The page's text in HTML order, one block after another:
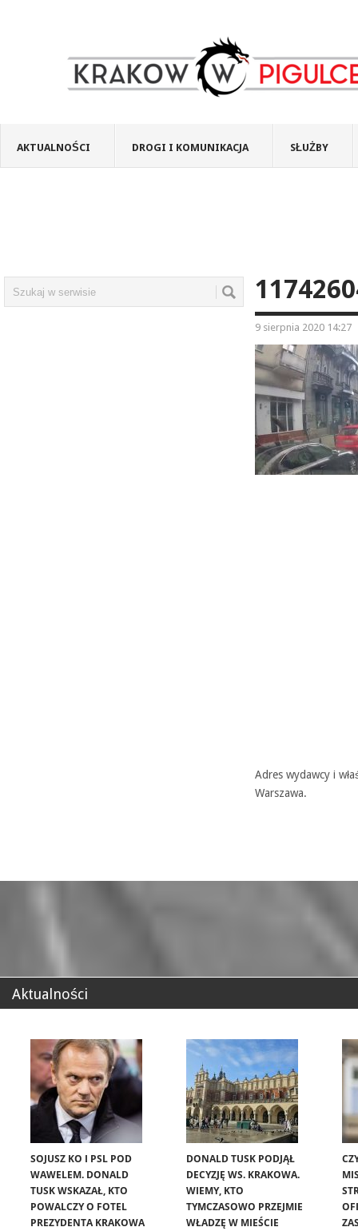
AKTUALNOŚCI DROGI I KOMUNIKACJA SŁUŻBY
9 sierpnia 2020 14:27
Adres wydawcy i
Warszawa.
Aktualności
SOJUSZ KO I PSL POD
WAWELEM. DONALD
TUSK WSKAZAŁ, KTO
POWALCZY O FOTEL
PREZYDENTA KRAKOWA
DONALD TUSK PODJĄŁ
DECYZJĘ WS. KRAKOWA.
WIEMY, KTO
TYMCZASOWO PRZEJMIE
WŁADZĘ W MIEŚCIE